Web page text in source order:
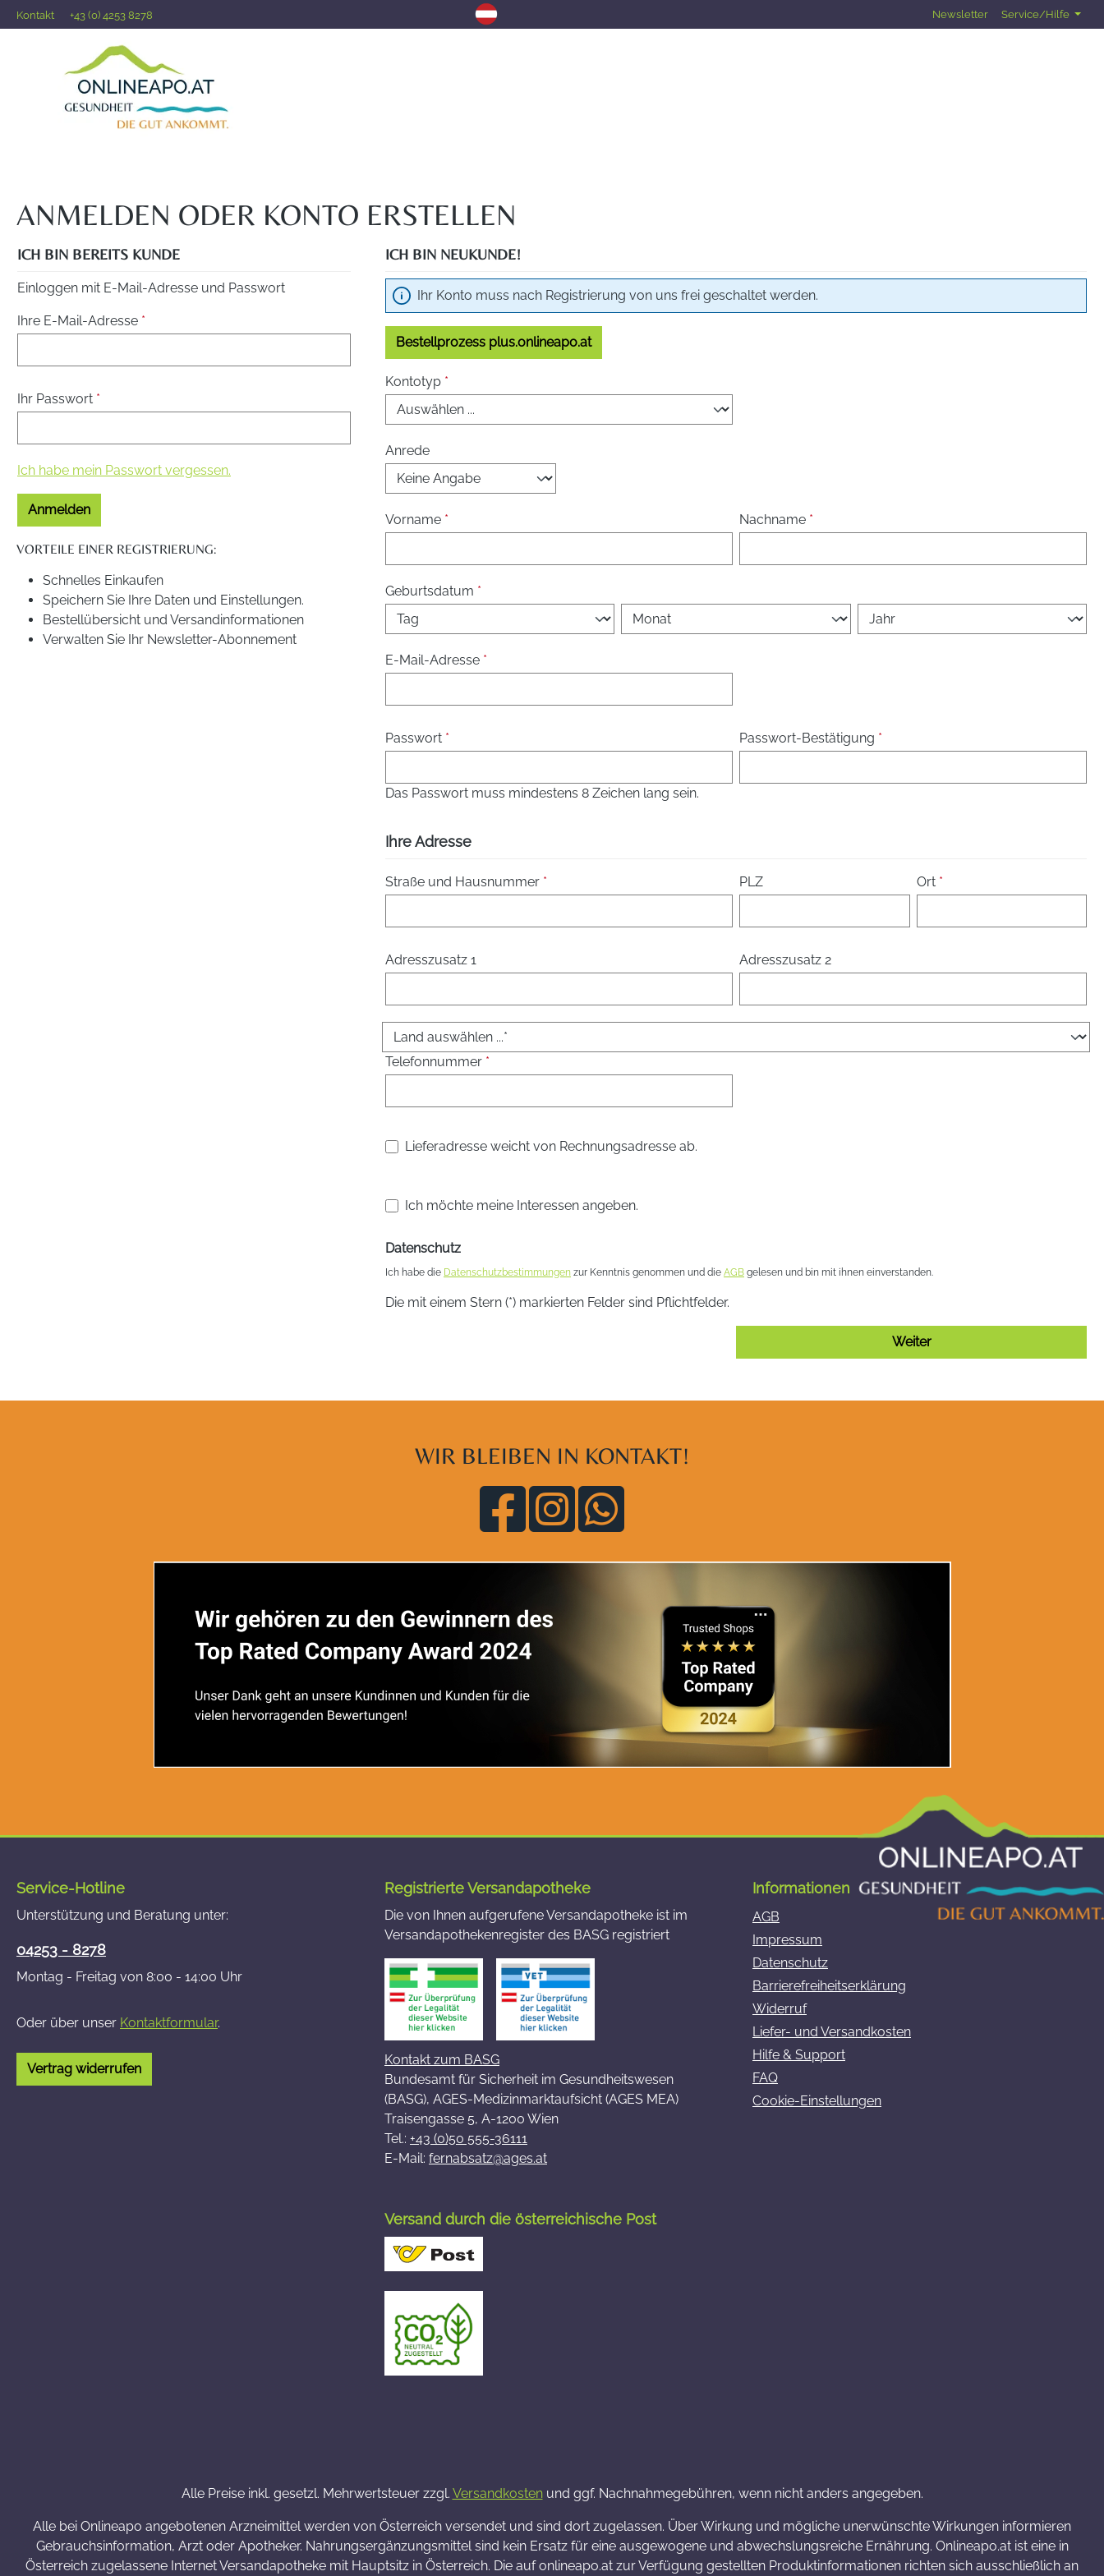
Hauptinhalt springen
Zur Suche springen
Zur Hauptnavigation springen
Kontakt +43 (0) 4253 8278 Service/Hilfe
Newsletter
ANMELDEN ODER KONTO ERSTELLEN
ICH BIN BEREITS KUNDE
Einloggen mit E-Mail-Adresse und Passwort
Ihre E-Mail-Adresse *
Ihr Passwort *
Ich habe mein Passwort vergessen.
Anmelden
VORTEILE EINER REGISTRIERUNG:
Schnelles Einkaufen
Speichern Sie Ihre Daten und Einstellungen.
Bestellübersicht und Versandinformationen
Verwalten Sie Ihr Newsletter-Abonnement
ICH BIN NEUKUNDE!
Ihr Konto muss nach Registrierung von uns frei geschaltet werden.
Bestellprozess plus.onlineapo.at
Persönliche Informationen
Kontotyp *
Anrede
Vorname * Nachname *
Geburtsdatum *
E-Mail-Adresse *
Passwort *
Das Passwort muss mindestens 8 Zeichen lang sein.
Passwort-Bestätigung *
Ihre Adresse
Straße und Hausnummer * PLZ Ort *
Adresszusatz 1 Adresszusatz 2
Telefonnummer *
Lieferadresse weicht von Rechnungsadresse ab.
Ich möchte meine Interessen angeben.
Datenschutz
Ich habe die Datenschutzbestimmungen zur Kenntnis genommen und die AGB gelesen und bin mit ihnen einverstanden.
Die mit einem Stern (*) markierten Felder sind Pflichtfelder.
Weiter
WIR BLEIBEN IN KONTAKT!
Service-Hotline
Unterstützung und Beratung unter:
04253 - 8278
Montag - Freitag von 8:00 - 14:00 Uhr
Oder über unser Kontaktformular.
Vertrag widerrufen
Registrierte Versandapotheke
Die von Ihnen aufgerufene Versandapotheke ist im
Versandapothekenregister des BASG registriert
Kontakt zum BASG
Bundesamt für Sicherheit im Gesundheitswesen
(BASG), AGES-Medizinmarktaufsicht (AGES MEA)
Traisengasse 5, A-1200 Wien
Tel.: +43 (0)50 555-36111
E-Mail: fernabsatz@ages.at
Versand durch die österreichische Post
Informationen
AGB
Impressum
Datenschutz
Barrierefreiheitserklärung
Widerruf
Liefer- und Versandkosten
Hilfe & Support
FAQ
Cookie-Einstellungen
Alle Preise inkl. gesetzl. Mehrwertsteuer zzgl. Versandkostenund ggf. Nachnahmegebühren, wenn nicht anders angegeben.
Alle bei Onlineapo angebotenen Arzneimittel werden von Österreich versendet und sind dort zugelassen. Über Wirkung und mögliche unerwünschte Wirkungen informieren
Gebrauchsinformation, Arzt oder Apotheker. Nahrungsergänzungsmittel sind kein Ersatz für eine ausgewogene und abwechslungsreiche Ernährung. Onlineapo.at ist eine in
Österreich zugelassene Internet Versandapotheke mit Hauptsitz in Österreich. Die auf onlineapo.at zur Verfügung gestellten Produktinformationen richten sich ausschließlich an